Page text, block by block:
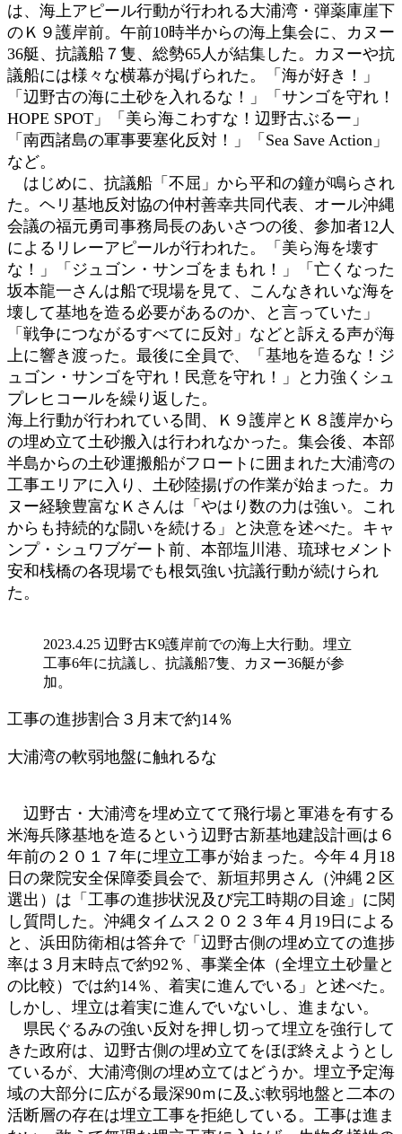
は、海上アピール行動が行われる大浦湾・弾薬庫崖下
のＫ９護岸前。午前10時半からの海上集会に、カヌー
36艇、抗議船７隻、総勢65人が結集した。カヌーや抗
議船には様々な横幕が掲げられた。「海が好き！」
「辺野古の海に土砂を入れるな！」「サンゴを守れ！
HOPE SPOT」「美ら海こわすな！辺野古ぶるー」
「南西諸島の軍事要塞化反対！」「Sea Save Action」
など。
はじめに、抗議船「不屈」から平和の鐘が鳴らされ
た。ヘリ基地反対協の仲村善幸共同代表、オール沖縄
会議の福元勇司事務局長のあいさつの後、参加者12人
によるリレーアピールが行われた。「美ら海を壊す
な！」「ジュゴン・サンゴをまもれ！」「亡くなった
坂本龍一さんは船で現場を見て、こんなきれいな海を
壊して基地を造る必要があるのか、と言っていた」
「戦争につながるすべてに反対」などと訴える声が海
上に響き渡った。最後に全員で、「基地を造るな！ジ
ュゴン・サンゴを守れ！民意を守れ！」と力強くシュ
プレヒコールを繰り返した。
海上行動が行われている間、Ｋ９護岸とＫ８護岸から
の埋め立て土砂搬入は行われなかった。集会後、本部
半島からの土砂運搬船がフロートに囲まれた大浦湾の
工事エリアに入り、土砂陸揚げの作業が始まった。カ
ヌー経験豊富なＫさんは「やはり数の力は強い。これ
からも持続的な闘いを続ける」と決意を述べた。キャ
ンプ・シュワブゲート前、本部塩川港、琉球セメント
安和桟橋の各現場でも根気強い抗議行動が続けられ
た。
2023.4.25 辺野古K9護岸前での海上大行動。埋立
工事6年に抗議し、抗議船7隻、カヌー36艇が参
加。
工事の進捗割合３月末で約14％
大浦湾の軟弱地盤に触れるな
辺野古・大浦湾を埋め立てて飛行場と軍港を有する
米海兵隊基地を造るという辺野古新基地建設計画は６
年前の２０１７年に埋立工事が始まった。今年４月18
日の衆院安全保障委員会で、新垣邦男さん（沖縄２区
選出）は「工事の進捗状況及び完工時期の目途」に関
し質問した。沖縄タイムス２０２３年４月19日による
と、浜田防衛相は答弁で「辺野古側の埋め立ての進捗
率は３月末時点で約92％、事業全体（全埋立土砂量と
の比較）では約14％、着実に進んでいる」と述べた。
しかし、埋立は着実に進んでいないし、進まない。
県民ぐるみの強い反対を押し切って埋立を強行して
きた政府は、辺野古側の埋め立てをほぼ終えようとし
ているが、大浦湾側の埋め立てはどうか。埋立予定海
域の大部分に広がる最深90ｍに及ぶ軟弱地盤と二本の
活断層の存在は埋立工事を拒絶している。工事は進ま